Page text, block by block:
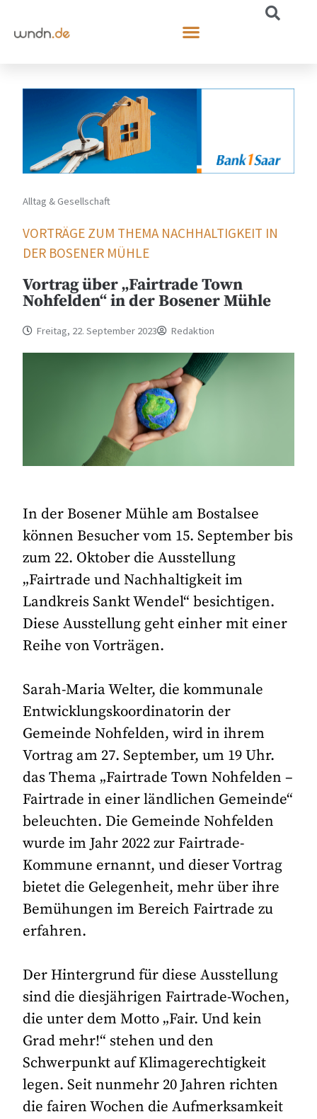
Alltag & Gesellschaft
VORTRÄGE ZUM THEMA NACHHALTIGKEIT IN
DER BOSENER MÜHLE
Vortrag über „Fairtrade Town
Nohfelden“ in der Bosener Mühle
Freitag, 22. September 2023 Redaktion
In der Bosener Mühle am Bostalsee
können Besucher vom 15. September bis
zum 22. Oktober die Ausstellung
„Fairtrade und Nachhaltigkeit im
Landkreis Sankt Wendel“ besichtigen.
Diese Ausstellung geht einher mit einer
Reihe von Vorträgen.
Sarah-Maria Welter, die kommunale
Entwicklungskoordinatorin der
Gemeinde Nohfelden, wird in ihrem
Vortrag am 27. September, um 19 Uhr.
das Thema „Fairtrade Town Nohfelden –
Fairtrade in einer ländlichen Gemeinde“
beleuchten. Die Gemeinde Nohfelden
wurde im Jahr 2022 zur Fairtrade-
Kommune ernannt, und dieser Vortrag
bietet die Gelegenheit, mehr über ihre
Bemühungen im Bereich Fairtrade zu
erfahren.
Der Hintergrund für diese Ausstellung
sind die diesjährigen Fairtrade-Wochen,
die unter dem Motto „Fair. Und kein
Grad mehr!“ stehen und den
Schwerpunkt auf Klimagerechtigkeit
legen. Seit nunmehr 20 Jahren richten
die fairen Wochen die Aufmerksamkeit